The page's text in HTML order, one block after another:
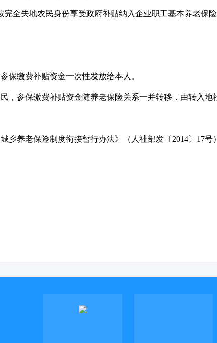
全失地农民身份享受政府补贴纳入企业职工基本养老保
保缴费补贴资金一次性发放给本人。
，参保缴费补贴资金随养老保险关系一并转移，由转入
乡养老保险制度衔接暂行办法》（人社部发〔2014〕17号